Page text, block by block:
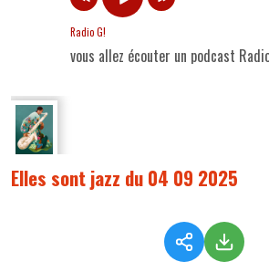
Radio G!
vous allez écouter un podcast
Elles sont jazz du 04 09 2025